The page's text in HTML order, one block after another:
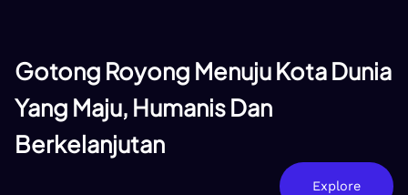
Gotong Royong Menuju Kota Dunia
Yang Maju, Humanis Dan
Berkelanjutan
Explore